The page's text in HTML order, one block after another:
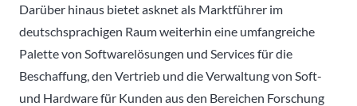
Darüber hinaus bietet asknet als Marktführer im
deutschsprachigen Raum weiterhin eine umfangreiche
Palette von Softwarelösungen und Services für die
Beschaffung, den Vertrieb und die Verwaltung von Soft-
und Hardware für Kunden aus den Bereichen Forschung